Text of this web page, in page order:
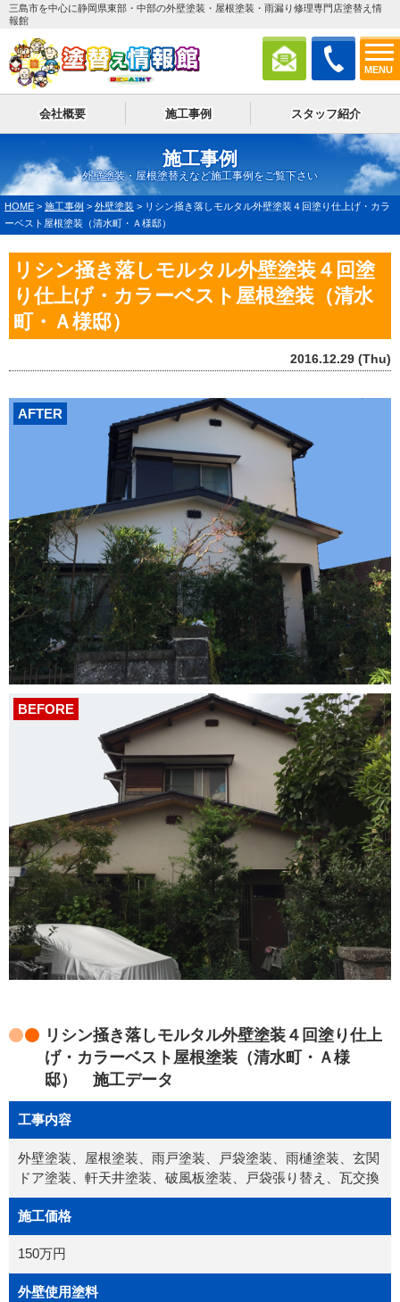
MENU
三島市を中心に静岡県東部・中部の外壁塗装・屋根塗装・雨漏り修理専門店塗替え情
報館
会社概要 施工事例 スタッフ紹介
施工事例
外壁塗装・屋根塗替えなど施工事例をご覧下さい
HOME > 施工事例 > 外壁塗装 > リシン掻き落しモルタル外壁塗装４回塗り仕上げ・カラ
ーベスト屋根塗装（清水町・Ａ様邸）
リシン掻き落しモルタル外壁塗装４回塗
り仕上げ・カラーベスト屋根塗装（清水
町・Ａ様邸）
2016.12.29 (Thu)
AFTER
BEFORE
リシン掻き落しモルタル外壁塗装４回塗り仕上
げ・カラーベスト屋根塗装（清水町・Ａ様
邸） 施工データ
工事内容
外壁塗装、屋根塗装、雨戸塗装、戸袋塗装、雨樋塗装、玄関
ドア塗装、軒天井塗装、破風板塗装、戸袋張り替え、瓦交換
施工価格
150万円
外壁使用塗料